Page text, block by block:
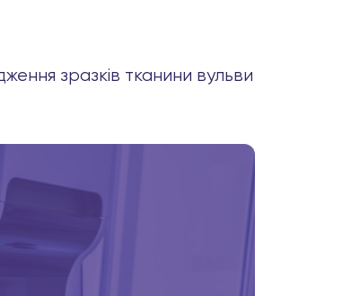
зразків тканини вульви